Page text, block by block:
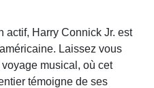
actif, Harry Connick Jr. est
Laissez vous
musical, où cet
témoigne de ses